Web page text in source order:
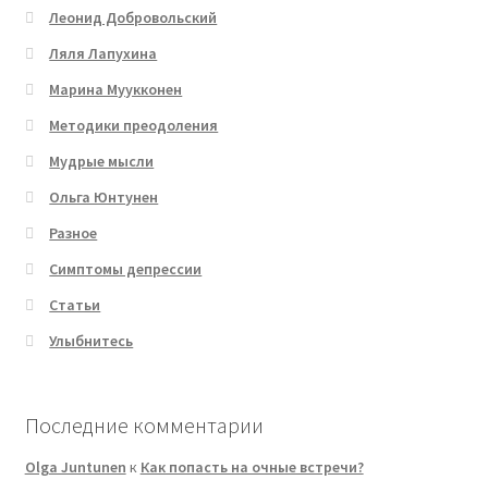
Леонид Добровольский
Ляля Лапухина
Марина Муукконен
Методики преодоления
Мудрые мысли
Ольга Юнтунен
Разное
Симптомы депрессии
Статьи
Улыбнитесь
Последние комментарии
Olga Juntunen к Как попасть на очные встречи?